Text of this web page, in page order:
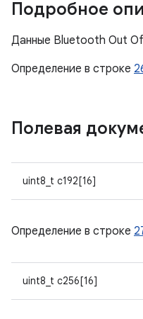
Подробное
Данные Bluetooth Out
Определение в строке
Полевая
uint8_t c192[16]
Определение в строке
uint8_t c256[16]